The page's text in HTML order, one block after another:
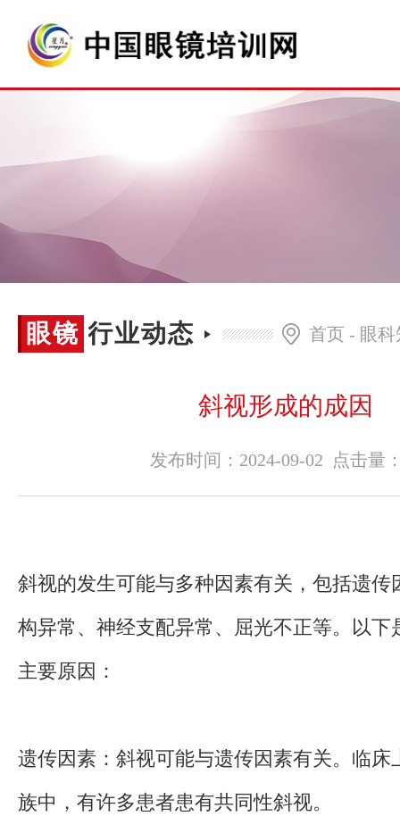
眼镜
眼镜行业动态 首页 - 眼
斜视形成的成因
发布时间：2024-09-02 点击量
斜视的发生可能与多种因素有关，包括遗传
构异常、神经支配异常、屈光不正等。以下
主要原因：
遗传因素：斜视可能与遗传因素有关。临床
族中，有许多患者患有共同性斜视。